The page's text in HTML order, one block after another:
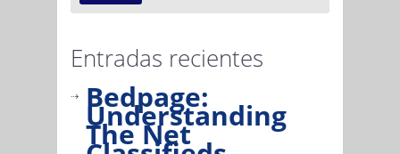
Entradas recientes
Bedpage:
Understanding
The Net